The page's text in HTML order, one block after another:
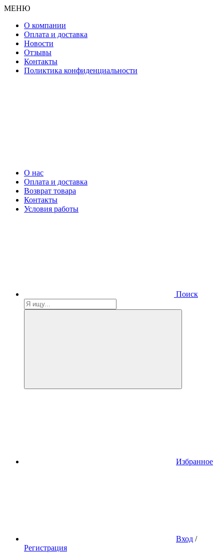
МЕНЮ
О компании
Оплата и доставка
Новости
Отзывы
Контакты
Поликтика конфиденциальности
О нас
Оплата и доставка
Возврат товара
Контакты
Условия работы
Поиск
Избранное
Вход /
Регистрация